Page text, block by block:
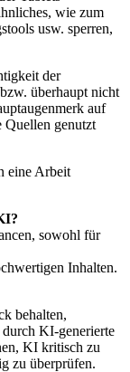
wie zum
usw. sperren,
der
überhaupt nicht
auf
genutzt
eine Arbeit
sowohl für
Inhalten.
behalten,
KI-generierte
KI kritisch zu
zu überprüfen.